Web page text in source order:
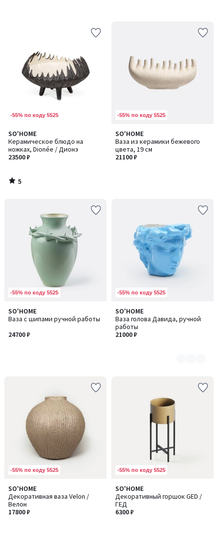
-55% по коду 5525
SO'HOME
Керамическое блюдо на
ножках, Dionée / Дионэ
23500 ₽
5
/
5
5
/
-55% по коду 5525
SO'HOME
Ваза из керамики бежевого
цвета, 19 см
21100 ₽
-55% по коду 5525
SO'HOME
Ваза с шипами ручной работы
24700 ₽
-55% по коду 5525
SO'HOME
Ваза голова Давида, ручной
работы
21000 ₽
Количество
цветов:
3
-55% по коду 5525
SO'HOME
Декоративная ваза Velon /
Велон
17800 ₽
-55% по коду 5525
SO'HOME
Декоративный горшок GED /
ГЕД
6300 ₽